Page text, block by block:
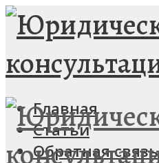
Главная
Статьи
Обратная связь